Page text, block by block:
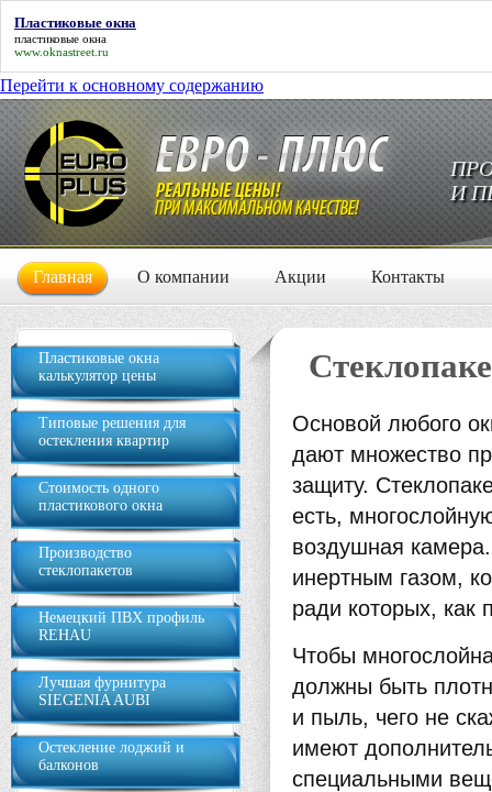
Пластиковые окна
пластиковые окна
www.oknastreet.ru
Перейти к основному содержанию
И
Главная О компании Акции Контакты
Пластиковые окна
калькулятор цены
Типовые решения для
остекления квартир
Стоимость одного
пластикового окна
Производство
стеклопакетов
Немецкий ПВХ профиль
REHAU
Лучшая фурнитура
SIEGENIA AUBI
Остекление лоджий и
балконов
Основой любого
дают множество
защиту.
есть,
воздушная
инертным газом,
ради которых, как
Чтобы
должны быть
и пыль, чего не
имеют
специальными